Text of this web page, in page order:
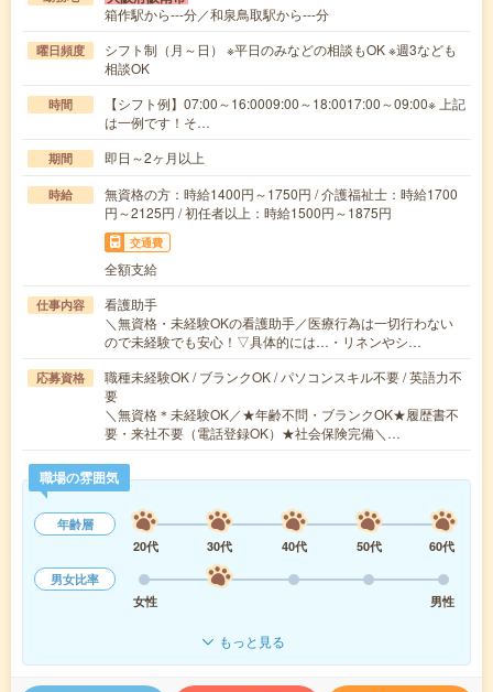
箱作駅から---分／和泉鳥取駅から---分
曜日頻度
シフト制（月～日） ※平日のみなどの相談もOK ※週3なども
相談OK
時間
【シフト例】07:00～16:0009:00～18:0017:00～09:00※ 上記
は一例です！そ…
期間 即日～2ヶ月以上
時給
無資格の方：時給1400円～1750円 / 介護福祉士：時給1700
円～2125円 / 初任者以上：時給1500円～1875円
交通費
全額支給
仕事内容
看護助手
＼無資格・未経験OKの看護助手／医療行為は一切行わない
ので未経験でも安心！▽具体的には…・リネンやシ…
応募資格
職種未経験OK / ブランクOK / パソコンスキル不要 / 英語力不
要
＼無資格＊未経験OK／★年齢不問・ブランクOK★履歴書不
要・来社不要（電話登録OK）★社会保険完備＼…
職場の雰囲気
年齢層
20代
30代 40代 50代
60代
男女比率
女性
男性
もっと見る